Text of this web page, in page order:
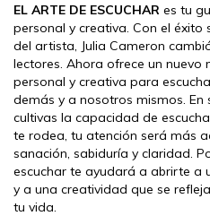
EL ARTE DE ESCUCHAR es tu
personal y creativa. Con el éxito
del artista, Julia Cameron
lectores. Ahora ofrece un
personal y creativa para
demás y a nosotros mismos.
cultivas la capacidad de
te rodea, tu atención será más
sanación, sabiduría y claridad.
escuchar te ayudará a abrirte a
y a una creatividad que se
tu vida.